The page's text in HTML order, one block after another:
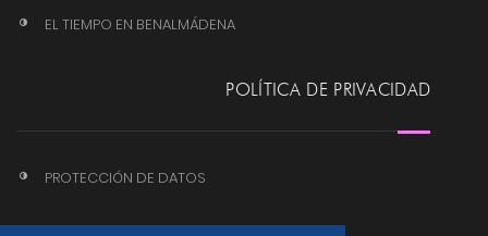
EL TIEMPO EN BENALMÁDENA
POLÍTICA DE PRIVACIDAD
PROTECCIÓN DE DATOS